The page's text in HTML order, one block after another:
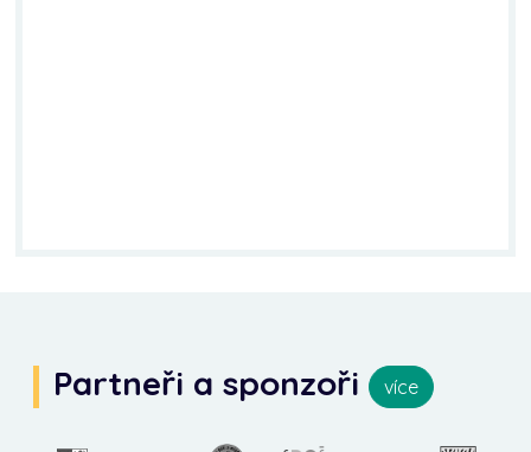
Partneři a sponzoři více